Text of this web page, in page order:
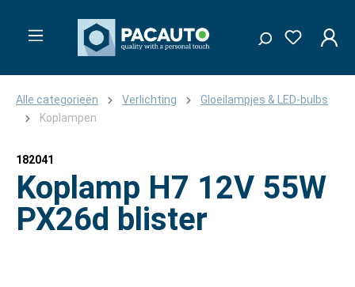
Alle categorieën Verlichting
Gloeilampjes & LED-bulbs
Koplampen
182041
Koplamp H7 12V 55W
PX26d blister